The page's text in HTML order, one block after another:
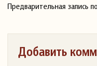
Предварительная запись
Добавить